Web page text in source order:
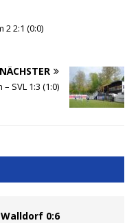
2 2:1 (0:0)
NÄCHSTER
SVL 1:3 (1:0)
Walldorf 0:6